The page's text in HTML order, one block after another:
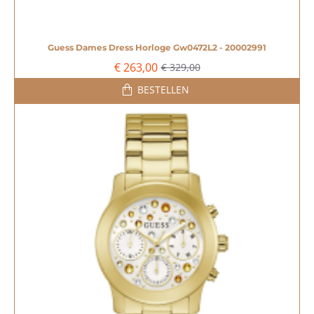
Guess Dames Dress Horloge Gw0472L2 - 20002991
€ 263,00 € 329,00
BESTELLEN